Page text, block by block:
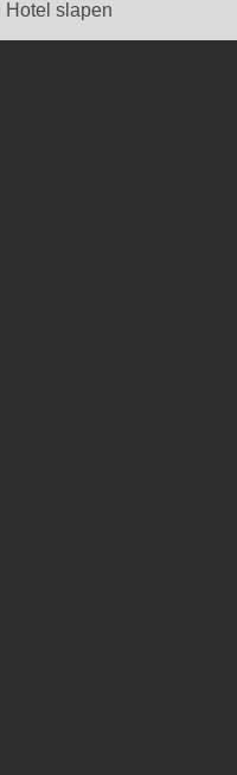
Hotel slapen